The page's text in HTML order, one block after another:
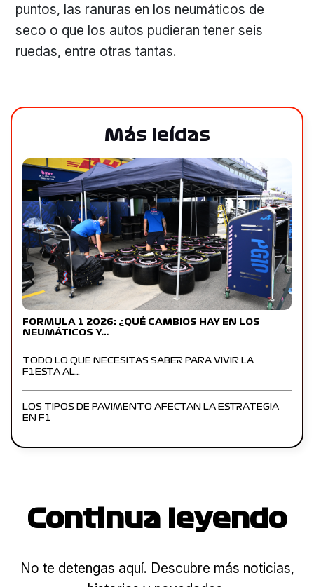
puntos, las ranuras en los neumáticos de
seco o que los autos pudieran tener seis
ruedas, entre otras tantas.
Más leídas
FORMULA 1 2026: ¿QUÉ CAMBIOS HAY EN LOS
NEUMÁTICOS Y…
TODO LO QUE NECESITAS SABER PARA VIVIR LA
F1ESTA AL…
LOS TIPOS DE PAVIMENTO AFECTAN LA ESTRATEGIA
EN F1
Continua leyendo
No te detengas aquí. Descubre más noticias,